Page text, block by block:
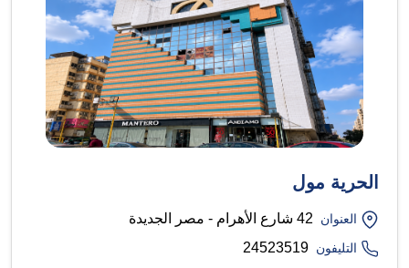
الحرية مول
العنوان 42 شارع الأهرام - مصر الجديدة
التليفون 24523519